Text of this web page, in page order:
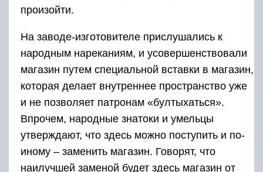
произойти.
На заводе-изготовителе прислушались к
народным нареканиям, и усовершенствовали
магазин путем специальной вставки в магазин,
которая делает внутреннее пространство уже
и не позволяет патронам «бултыхаться».
Впрочем, народные знатоки и умельцы
утверждают, что здесь можно поступить и по-
иному – заменить магазин. Говорят, что
наилучшей заменой будет здесь магазин от